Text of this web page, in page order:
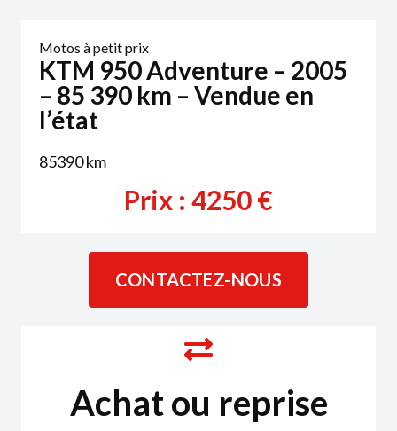
Motos à petit prix
KTM 950 Adventure – 2005
– 85 390 km – Vendue en
l’état
85390km
Prix : 4250€
CONTACTEZ-NOUS
Achat ou reprise